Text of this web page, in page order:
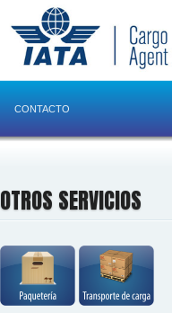
CONTACTO
OTROS SERVICIOS